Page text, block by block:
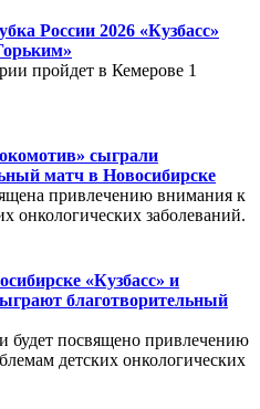
России 2026 «Кузбасс»
пройдет в Кемерове 1
сыграли
матч в Новосибирске
привлечению внимания к
онкологических заболеваний.
«Кузбасс» и
благотворительный
будет посвящено привлечению
детских онкологических